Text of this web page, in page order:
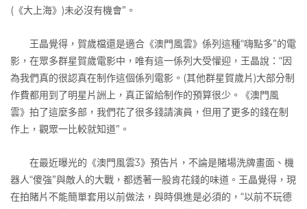
(《大上海》)未必沒有機會”。
王晶覺得，賀歲檔還是適合《澳門風雲》係列這種“嗨點多”的電
影，在眾多群星賀歲電影中，唯有這一係列大受懽迎，王晶說：“因
為我們真的很認真在制作這個係列電影。(其他群星賀歲片)大部分制
作費都用到了明星片詶上，真正留給制作的預算很少。《澳門風
雲》拍了這麼多部，我們花了很多錢請演員，但用了更多的錢在制
作上，觀眾一比較就知道”。
在最近曝光的《澳門風雲3》預告片，不論是賭場洗牌畫面、機
器人“傻強”與敵人的大戰，都透著一股肯花錢的味道。王晶覺得，現
在拍賭片不能簡單套用以前做法，與時俱進是必須的，“以前不玩德